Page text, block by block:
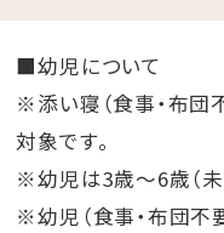
■幼児について
※添い寝（食事・布団
対象です。
※幼児は3歳～6歳（未
※幼児（食事・布団不